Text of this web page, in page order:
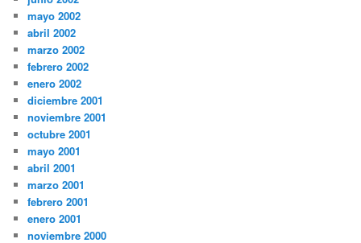
mayo 2002
abril 2002
marzo 2002
febrero 2002
enero 2002
diciembre 2001
noviembre 2001
octubre 2001
mayo 2001
abril 2001
marzo 2001
febrero 2001
enero 2001
noviembre 2000